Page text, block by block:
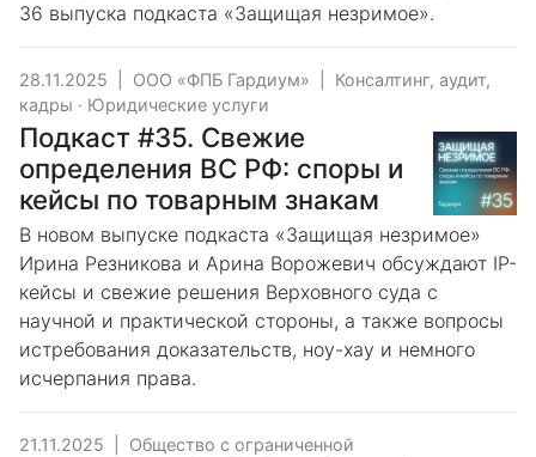
36 выпуска подкаста «Защищая незримое».
28.11.2025 ООО «ФПБ Гардиум»
Консалтинг, аудит,
кадры · Юридические услуги
Подкаст #35. Свежие
определения ВС РФ: споры и
кейсы по товарным знакам
В новом выпуске подкаста «Защищая незримое»
Ирина Резникова и Арина Ворожевич обсуждают IP-
кейсы и свежие решения Верховного суда с
научной и практической стороны, а также вопросы
истребования доказательств, ноу-хау и немного
исчерпания права.
21.11.2025
Общество с ограниченной